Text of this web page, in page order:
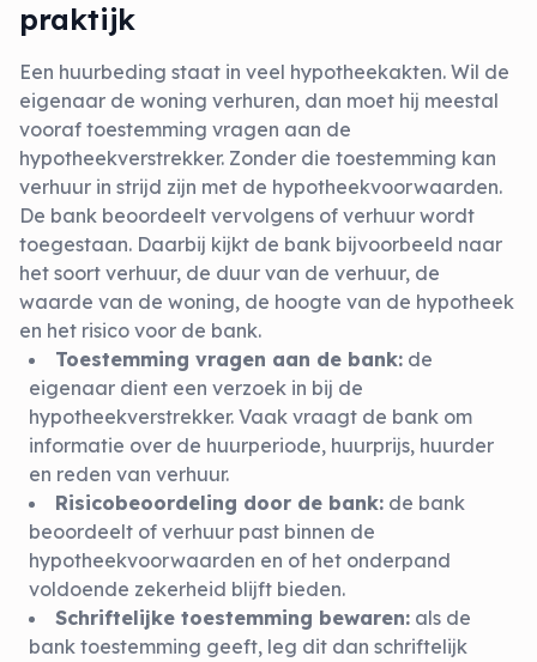
praktijk
Een huurbeding staat in veel hypotheekakten. Wil de
eigenaar de woning verhuren, dan moet hij meestal
vooraf toestemming vragen aan de
hypotheekverstrekker. Zonder die toestemming kan
verhuur in strijd zijn met de hypotheekvoorwaarden.
De bank beoordeelt vervolgens of verhuur wordt
toegestaan. Daarbij kijkt de bank bijvoorbeeld naar
het soort verhuur, de duur van de verhuur, de
waarde van de woning, de hoogte van de hypotheek
en het risico voor de bank.
Toestemming vragen aan de bank: de
eigenaar dient een verzoek in bij de
hypotheekverstrekker. Vaak vraagt de bank om
informatie over de huurperiode, huurprijs, huurder
en reden van verhuur.
Risicobeoordeling door de bank: de bank
beoordeelt of verhuur past binnen de
hypotheekvoorwaarden en of het onderpand
voldoende zekerheid blijft bieden.
Schriftelijke toestemming bewaren: als de
bank toestemming geeft, leg dit dan schriftelijk